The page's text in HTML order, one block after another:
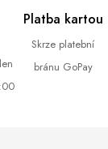
Platba kartou
Skrze platební
bránu GoPay